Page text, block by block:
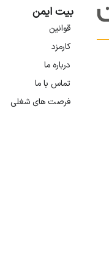
بیت ایمن
قوانین
کارمزد
درباره ما
تماس با ما
فرصت های شغلی